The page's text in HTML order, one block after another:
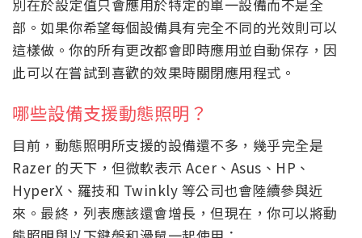
別在於設定值只會應用於特定的單一設備而不是全
部。如果你希望每個設備具有完全不同的光效則可以
這樣做。你的所有更改都會即時應用並自動保存，因
此可以在嘗試到喜歡的效果時關閉應用程式。
哪些設備支援動態照明？
目前，動態照明所支援的設備還不多，幾乎完全是
Razer 的天下，但微軟表示 Acer、Asus、HP、
HyperX、羅技和 Twinkly 等公司也會陸續參與近
來。最終，列表應該還會增長，但現在，你可以將動